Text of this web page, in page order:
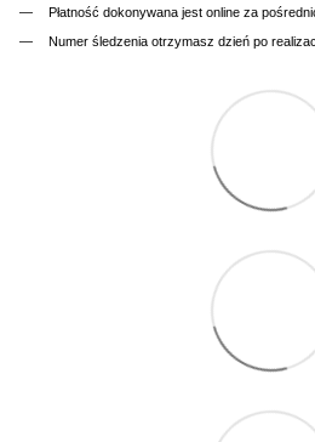
Płatność dokonywana jest online za
Numer śledzenia otrzymasz dzień po